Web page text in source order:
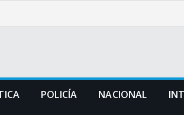
POLICÍA NACIONAL